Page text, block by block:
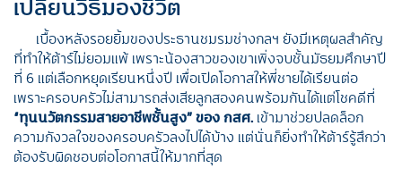
เปลี่ยนวิธีมองชีวิต
เบื้องหลังรอยยิ้มของประธานชมรมช่างกลฯ ยังมีเหตุผลสำคัญ
ที่ทำให้ต้าร์ไม่ยอมแพ้ เพราะน้องสาวของเขาเพิ่งจบชั้นมัธยมศึกษาปี
ที่ 6 แต่เลือกหยุดเรียนหนึ่งปี เพื่อเปิดโอกาสให้พี่ชายได้เรียนต่อ
เพราะครอบครัวไม่สามารถส่งเสียลูกสองคนพร้อมกันได้แต่โชคดีที่
“ทุนนวัตกรรมสายอาชีพชั้นสูง”ของ กสศ. เข้ามาช่วยปลดล็อก
ความกังวลใจของครอบครัวลงไปได้บ้าง แต่นั่นก็ยิ่งทำให้ต้าร์รู้สึกว่า
ต้องรับผิดชอบต่อโอกาสนี้ให้มากที่สุด